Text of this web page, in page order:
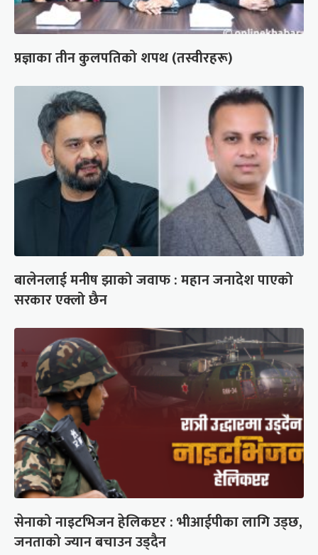
प्रज्ञाका तीन कुलपतिको शपथ (तस्वीरहरू)
बालेनलाई मनीष झाको जवाफ : महान जनादेश पाएको
सरकार एक्लो छैन
सेनाको नाइटभिजन हेलिकप्टर : भीआईपीका लागि उड्छ,
जनताको ज्यान बचाउन उड्दैन